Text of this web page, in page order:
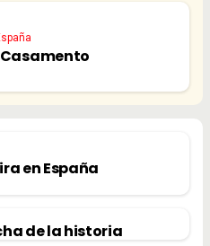
en España
de la historia